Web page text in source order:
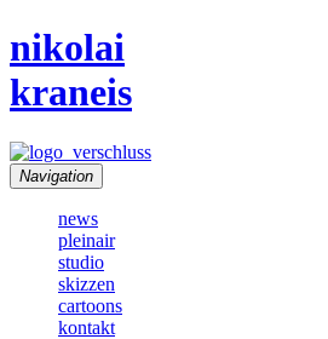
nikolai
kraneis
Navigation
news
pleinair
studio
skizzen
cartoons
kontakt